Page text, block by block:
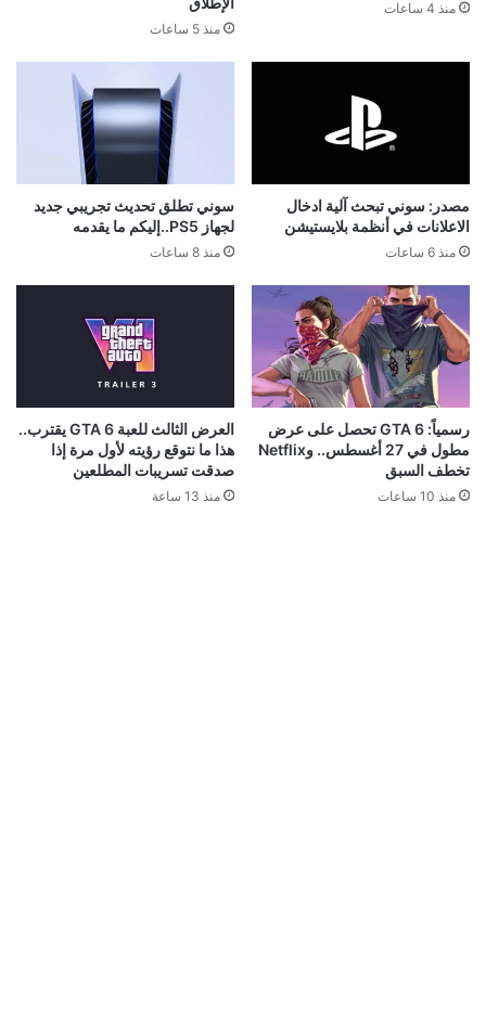
منذ 4 ساعات
منذ 5 ساعات
مصدر: سوني تبحث آلية ادخال
الاعلانات في أنظمة بلايستيشن
منذ 6 ساعات
سوني تطلق تحديث تجريبي جديد
لجهاز PS5..إليكم ما يقدمه
منذ 8 ساعات
رسمياً: GTA 6 تحصل على عرض
مطول في 27 أغسطس.. وNetflix
تخطف السبق
منذ 10 ساعات
العرض الثالث للعبة GTA 6 يقترب..
هذا ما نتوقع رؤيته لأول مرة إذا
صدقت تسريبات المطلعين
منذ 13 ساعة